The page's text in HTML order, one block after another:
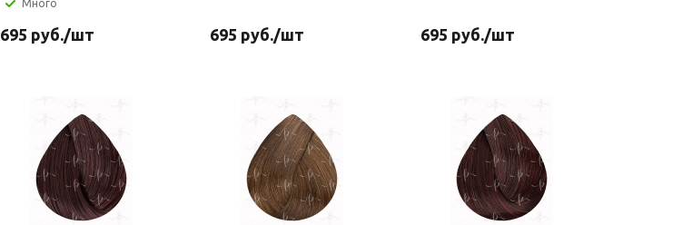
Много
695 руб./шт 695 руб./шт 695 руб./шт